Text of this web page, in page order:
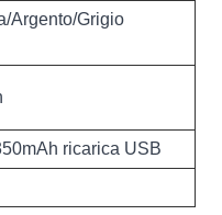
Argento/Grigio
ricarica USB